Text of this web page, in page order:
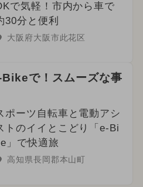
で気軽！市内から車で
30分と便利
大阪府大阪市此花区
で！スムーズな事
ポーツ自転車と電動アシ
トのイイとこどり「e-Bi
」で快適旅
高知県長岡郡本山町